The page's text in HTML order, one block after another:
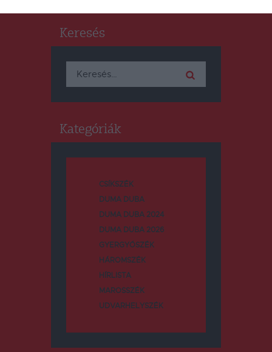
Keresés
Keresés:
Kategóriák
CSÍKSZÉK
DUMA DUBA
DUMA DUBA 2024
DUMA DUBA 2026
GYERGYÓSZÉK
HÁROMSZÉK
HÍRLISTA
MAROSSZÉK
UDVARHELYSZÉK